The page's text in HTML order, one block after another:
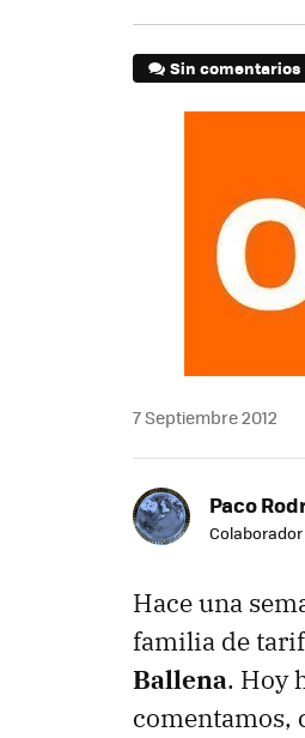
Sin comentarios
7 Septiembre 2012
Paco
Colaborador
Hace una
familia de
Ballena. Hoy
comentamos,